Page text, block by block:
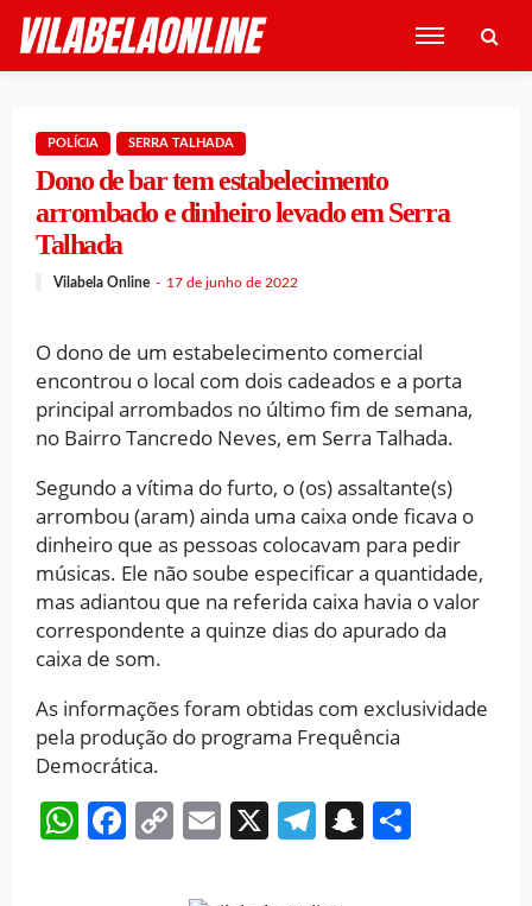
POLÍCIA SERRA TALHADA
Dono de bar tem estabelecimento
arrombado e dinheiro levado em Serra
Talhada
Vilabela Online 17 de junho de 2022
O dono de um estabelecimento comercial
encontrou o local com dois cadeados e a porta
principal arrombados no último fim de semana,
no Bairro Tancredo Neves, em Serra Talhada.
Segundo a vítima do furto, o (os) assaltante(s)
arrombou (aram) ainda uma caixa onde ficava o
dinheiro que as pessoas colocavam para pedir
músicas. Ele não soube especificar a quantidade,
mas adiantou que na referida caixa havia o valor
correspondente a quinze dias do apurado da
caixa de som.
As informações foram obtidas com exclusividade
pela produção do programa Frequência
Democrática.
WhatsApp
Facebook
CopyEmail
X Telegram
Snapchat